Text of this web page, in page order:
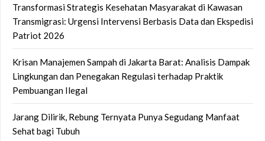
Transformasi Strategis Kesehatan Masyarakat di Kawasan
Transmigrasi: Urgensi Intervensi Berbasis Data dan Ekspedisi
Patriot 2026
Krisan Manajemen Sampah di Jakarta Barat: Analisis Dampak
Lingkungan dan Penegakan Regulasi terhadap Praktik
Pembuangan Ilegal
Jarang Dilirik, Rebung Ternyata Punya Segudang Manfaat
Sehat bagi Tubuh